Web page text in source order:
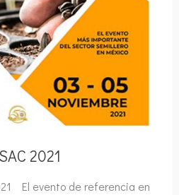
2021
El evento de referencia en